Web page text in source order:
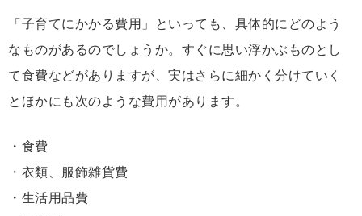
「子育てにかかる費用」といっても、具体的にどのよう
なものがあるのでしょうか。すぐに思い浮かぶものとし
て食費などがありますが、実はさらに細かく分けていく
とほかにも次のような費用があります。
・食費
・衣類、服飾雑貨費
・生活用品費